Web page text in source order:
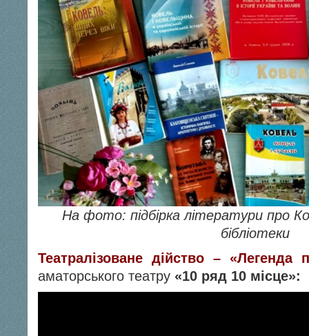
На фото: підбірка літератури про
бібліотеки
Театралізоване дійство –
аматорського театру «10 ряд 10 місце»: